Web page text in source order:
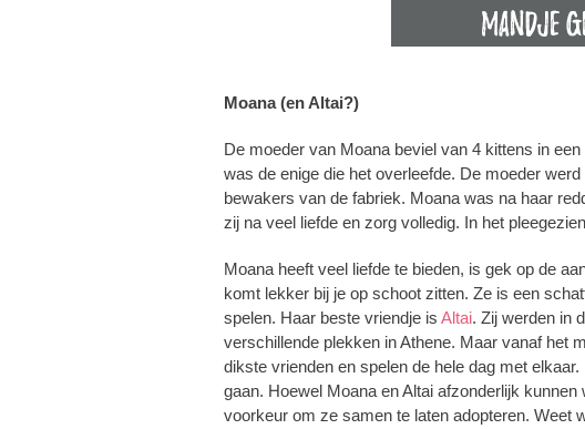
Moana (en Altai?)
De moeder van Moana beviel van 4 kittens in
was de enige die het overleefde. De moeder
bewakers van de fabriek. Moana was na haar
zij na veel liefde en zorg volledig. In het
Moana heeft veel liefde te bieden, is gek op de
komt lekker bij je op schoot zitten. Ze is een
spelen. Haar beste vriendje isAltai. Zij werden in
verschillende plekken in Athene. Maar vanaf het
dikste vrienden en spelen de hele dag met
gaan. Hoewel Moana en Altai afzonderlijk
voorkeur om ze samen te laten adopteren. Weet